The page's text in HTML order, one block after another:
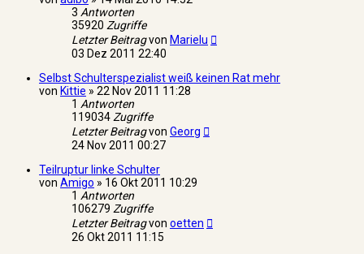
3 Antworten
35920 Zugriffe
Letzter Beitragvon Marielu
03 Dez 2011 22:40
Selbst Schulterspezialist weiß keinen Rat mehr
von Kittie » 22 Nov 2011 11:28
1 Antworten
119034Zugriffe
Letzter Beitragvon Georg
24 Nov 2011 00:27
Teilruptur linke Schulter
von Amigo » 16 Okt 2011 10:29
1 Antworten
106279 Zugriffe
Letzter Beitragvon oetten
26 Okt 2011 11:15